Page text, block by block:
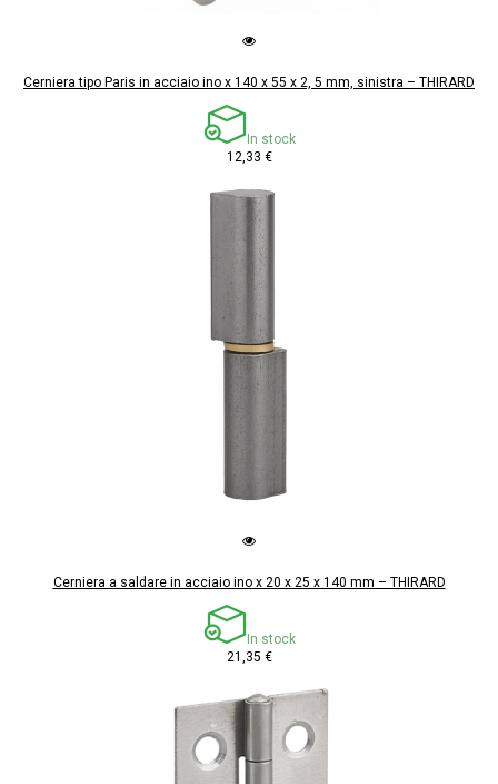
Cerniera tipo Paris in acciaio ino x 140 x 55 x 2, 5 mm, sinistra – THIRARD
In stock
12,33 €
Cerniera a saldare in acciaio ino x 20 x 25 x 140 mm – THIRARD
In stock
21,35 €